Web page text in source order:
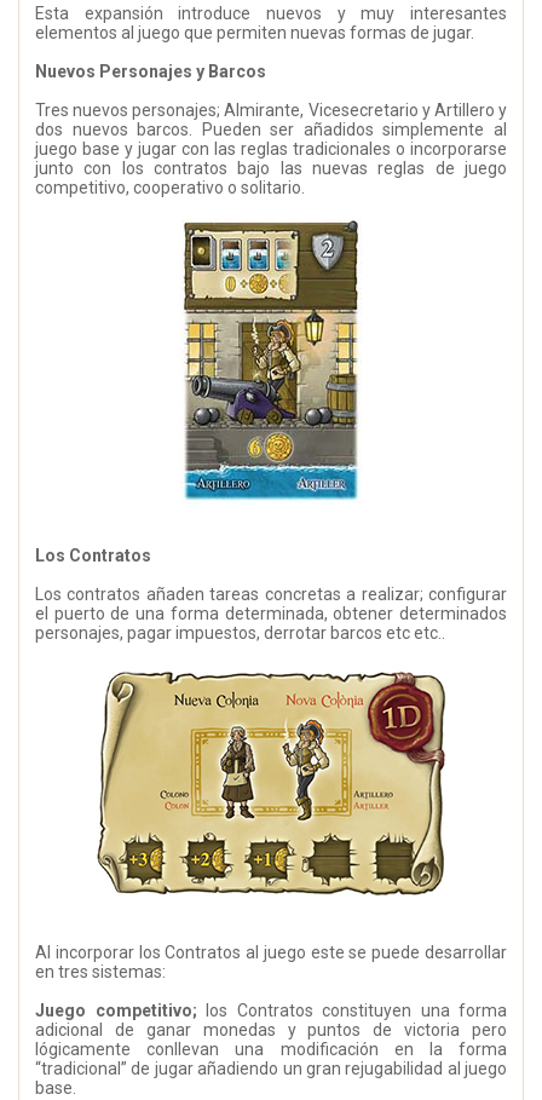
Esta expansión introduce nuevos y muy interesantes
elementos al juego que permiten nuevas formas de jugar.
Nuevos Personajes y Barcos
Tres nuevos personajes; Almirante, Vicesecretario y Artillero y
dos nuevos barcos. Pueden ser añadidos simplemente al
juego base y jugar con las reglas tradicionales o incorporarse
junto con los contratos bajo las nuevas reglas de juego
competitivo, cooperativo o solitario.
Los Contratos
Los contratos añaden tareas concretas a realizar; configurar
el puerto de una forma determinada, obtener determinados
personajes, pagar impuestos, derrotar barcos etc etc..
Al incorporar los Contratos al juego este se puede desarrollar
en tres sistemas:
Juego competitivo;
los Contratos constituyen una forma
adicional de ganar monedas y puntos de victoria pero
lógicamente conllevan una modificación en la forma
“tradicional” de jugar añadiendo un gran rejugabilidad al juego
base.